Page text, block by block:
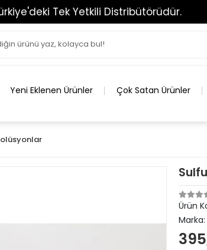
Tek Yetkili Distribütörüdür.
Yeni Eklenen Ürünler Çok Satan Ürünler
Ürün
Marka: